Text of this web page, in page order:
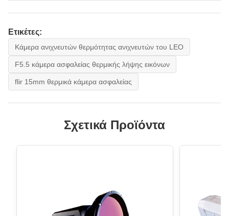
Ετικέτες:
Κάμερα ανιχνευτών θερμότητας ανιχνευτών του LEO
F5.5 κάμερα ασφαλείας θερμικής λήψης εικόνων
flir 15mm θερμικά κάμερα ασφαλείας
Σχετικά Προϊόντα